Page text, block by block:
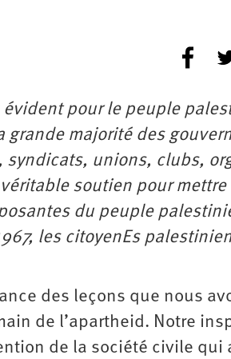
pour le peuple
grande majorité des
syndicats, unions, clubs,
soutien pour
du peuple
les citoyenEs
des leçons que nous
de l’apartheid. Notre
de la société civile